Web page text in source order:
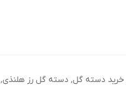
خرید دسته گل, دسته گل رز هلنذی,